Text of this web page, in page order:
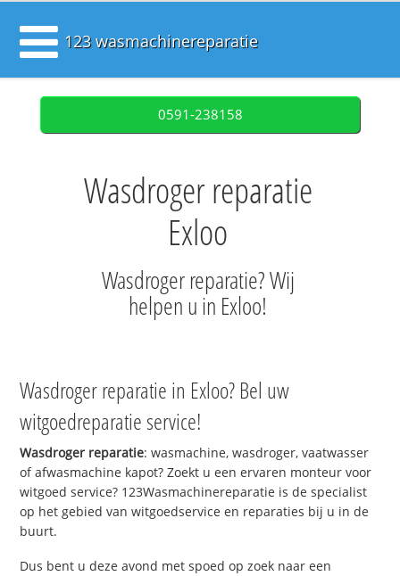
123 wasmachinereparatie
0591-238158
Wasdroger reparatie
Exloo
Wasdroger reparatie? Wij
helpen u in Exloo!
Wasdroger reparatie in Exloo? Bel uw
witgoedreparatie service!
Wasdroger reparatie: wasmachine, wasdroger, vaatwasser
of afwasmachine kapot? Zoekt u een ervaren monteur voor
witgoed service? 123Wasmachinereparatie is de specialist
op het gebied van witgoedservice en reparaties bij u in de
buurt.
Dus bent u deze avond met spoed op zoek naar een